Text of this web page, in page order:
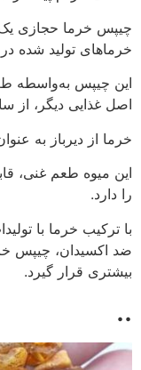
چیپس خرما حجازی
خرماهای تولید شده
این چیپس به‌واسطه
اصل غذایی دیگر، از
خرما از دیرباز به
این میوه طعم غنی،
را دارد.
با ترکیب خرما با
ضد اکسیدان، چیپس
بیشتری قرار گیرد.
..